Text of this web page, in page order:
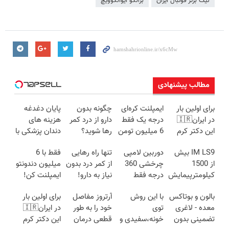
مطالب پیشنهادی
برای اولین بار
در ایران🇮🇷
این دکتر کرم
روزه ساخت!
ایمپلنت کره‌ای
درجه یک فقط
6 میلیون تومن
چگونه بدون
دارو از درد کمر
رها شوید؟
رو پرکن)
پایان دغدغه
هزینه های
دندان پزشکی با
کننده خانگی
IM LS9 بیش
از 1500
کیلومترپیمایش
دوربین لامپی
چرخشی 360
درجه فقط
🔥 پرداخت
درب منزل
تنها راه رهایی
از کمر درد بدون
نیاز به دارو!
فقط با 6
میلیون دندونتو
ایمپلنت کن!
بالون و بوتاکس
معده - لاغری
تضمینی بدون
با این روش
توی
خونه،سفیدی و
آرتروز مفاصل
خود را به طور
قطعی درمان
برای اولین بار
در ایران🇮🇷
این دکتر کرم